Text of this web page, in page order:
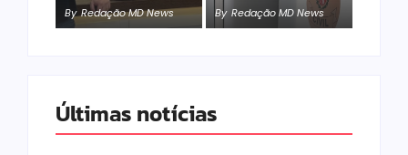
By Redação MD News By Redação MD News
Últimas notícias